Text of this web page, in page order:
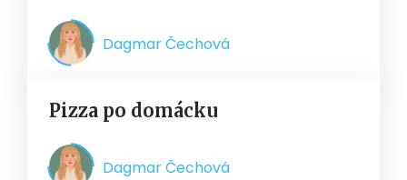
Dagmar Čechová
Pizza po domácku
Dagmar Čechová